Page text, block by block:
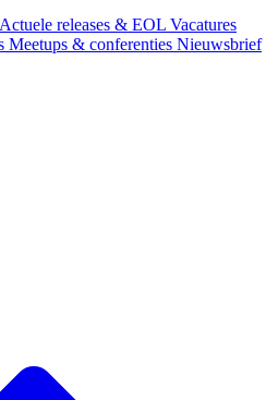
Actuele releases & EOL Vacatures
Meetups & conferenties Nieuwsbrief